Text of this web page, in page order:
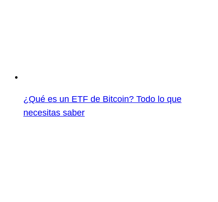
¿Qué es un ETF de Bitcoin? Todo lo que
necesitas saber